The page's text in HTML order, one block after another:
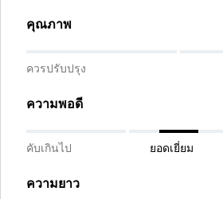
คุณภาพ
ควรปรับปรุง
ความพอดี
คับเกินไป ยอดเยี่ยม
ความยาว